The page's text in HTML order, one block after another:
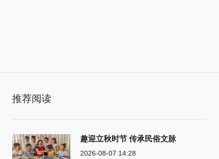
推荐阅读
趣迎立秋时节 传承民俗文脉
2026-08-07 14:28